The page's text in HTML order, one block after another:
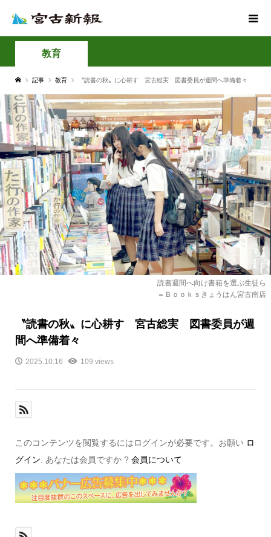
教育
記事 教育 〝読書の秋〟に心耕す 宮古総実 図書委員が週間へ準備着々
読書週間へ向け書籍を選ぶ生徒ら
＝Ｂｏｏｋｓきょうはん宮古南店
〝読書の秋〟に心耕す 宮古総実 図書委員が週
間へ準備着々
2025.10.16 109 views
このコンテンツを閲覧するにはログインが必要です。お願い ロ
グイン . あなたは会員ですか ? 会員について